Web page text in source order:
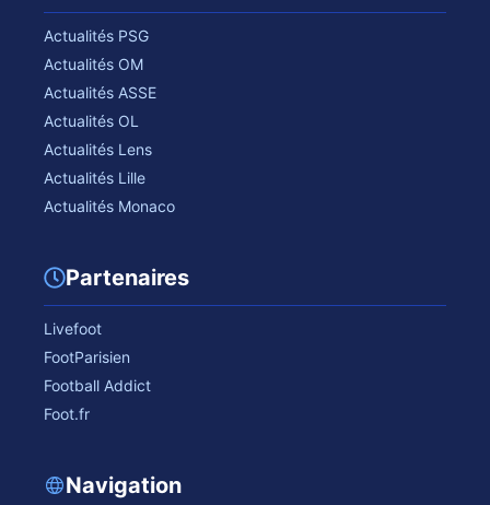
Actualités PSG
Actualités OM
Actualités ASSE
Actualités OL
Actualités Lens
Actualités Lille
Actualités Monaco
Partenaires
Livefoot
FootParisien
Football Addict
Foot.fr
Navigation